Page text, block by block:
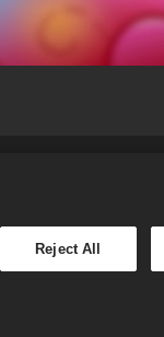
Dragons! è
regione.
Reject All